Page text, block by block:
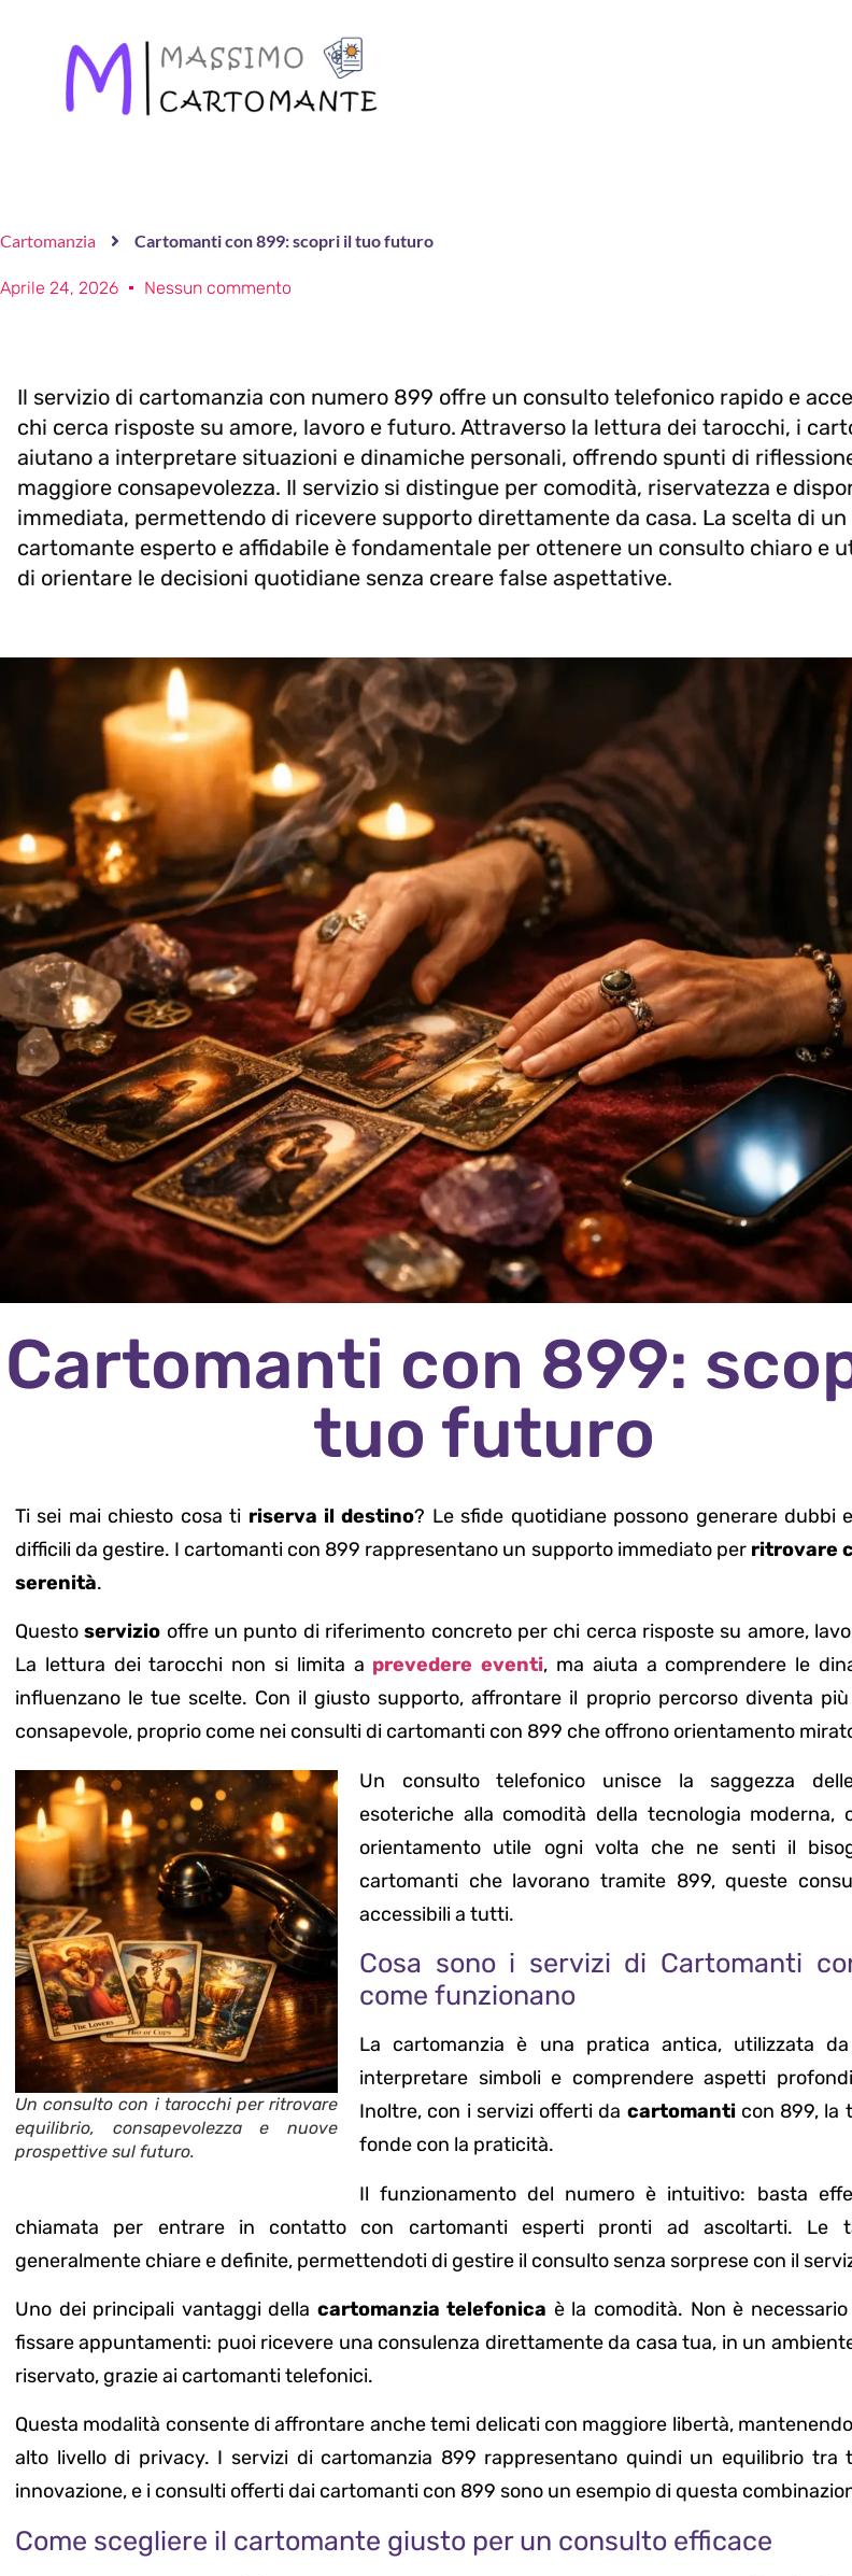
Cartomanzia Cartomanti con 899: scopri il tuo futuro
Aprile 24, 2026 Nessun commento
Il servizio di cartomanzia con numero 899 offre un consulto telefonico rapido e
chi cerca risposte su amore, lavoro e futuro. Attraverso la lettura dei tarocchi, i
aiutano a interpretare situazioni e dinamiche personali, offrendo spunti di
maggiore consapevolezza. Il servizio si distingue per comodità, riservatezza e
immediata, permettendo di ricevere supporto direttamente da casa. La scelta di un
cartomante esperto e affidabile è fondamentale per ottenere un consulto chiaro e
di orientare le decisioni quotidiane senza creare false aspettative.
Cartomanti con 899:
tuo futuro
Ti sei mai chiesto cosa ti riserva il destino? Le sfide quotidiane possono generare dubbi
difficili da gestire. I cartomanti con 899 rappresentano un supporto immediato per ritrovare
serenità.
Questoservizio offre un punto di riferimento concreto per chi cerca risposte su amore,
La lettura dei tarocchi non si limita a prevedere eventi, ma aiuta a comprendere le
influenzano le tue scelte. Con il giusto supporto, affrontare il proprio percorso diventa
consapevole, proprio come nei consulti di cartomanti con 899 che offrono orientamento
Un consulto con i tarocchi per ritrovare
equilibrio, consapevolezza e nuove
prospettive sul futuro.
Un consulto telefonico unisce la saggezza
esoteriche alla comodità della tecnologia moderna,
orientamento utile ogni volta che ne senti il
cartomanti che lavorano tramite 899, queste
accessibili a tutti.
Cosa sono i servizi di Cartomanti
come funzionano
La cartomanzia è una pratica antica, utilizzata
interpretare simboli e comprendere aspetti
Inoltre, con i servizi offerti da cartomanti con 899, la
fonde con la praticità.
Il funzionamento del numero è intuitivo: basta
chiamata per entrare in contatto con cartomanti esperti pronti ad ascoltarti. Le
generalmente chiare e definite, permettendoti di gestire il consulto senza sorprese con il
Uno dei principali vantaggi della cartomanzia telefonica è la comodità. Non è
fissare appuntamenti: puoi ricevere una consulenza direttamente da casa tua, in un
riservato, grazie ai cartomanti telefonici.
Questa modalità consente di affrontare anche temi delicati con maggiore libertà,
alto livello di privacy. I servizi di cartomanzia 899 rappresentano quindi un equilibrio tra
innovazione, e i consulti offerti dai cartomanti con 899 sono un esempio di questa
Come scegliere il cartomante giusto per un consulto efficace